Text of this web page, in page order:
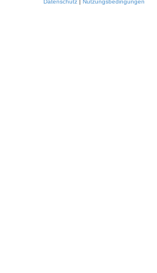
Datenschutz | Nutzungsbedingungen